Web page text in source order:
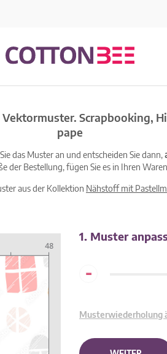
Scrapbooking,
pape
das Muster an und entscheiden Sie dann,
der Bestellung, fügen Sie es in Ihren
aus der Kollektion Nähstoff mit
1. Muster
-
Musterwiederholung